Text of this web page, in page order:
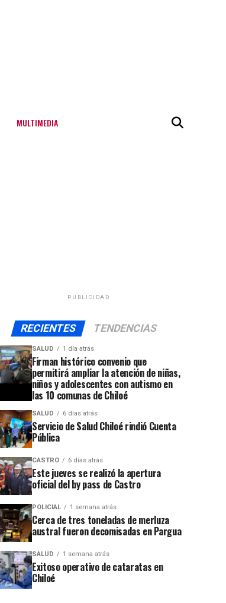
MULTIMEDIA
PUBLICIDAD
RECIENTES TENDENCIAS
SALUD 1 día atrás
Firman histórico convenio que
permitirá ampliar la atención de niñas,
niños y adolescentes con autismo en
las 10 comunas de Chiloé
SALUD 6 días atrás
Servicio de Salud Chiloé rindió Cuenta
Pública
CASTRO 6 días atrás
Este jueves se realizó la apertura
oficial del by pass de Castro
POLICIAL 1 semana atrás
Cerca de tres toneladas de merluza
austral fueron decomisadas en Pargua
SALUD 1 semana atrás
Exitoso operativo de cataratas en
Chiloé